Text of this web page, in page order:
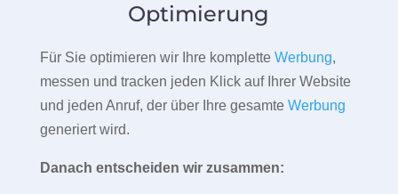
Optimierung
Für Sie optimieren wir Ihre komplette Werbung,
messen und tracken jeden Klick auf Ihrer Website
und jeden Anruf, der über Ihre gesamte Werbung
generiert wird.
Danach entscheiden wir zusammen: